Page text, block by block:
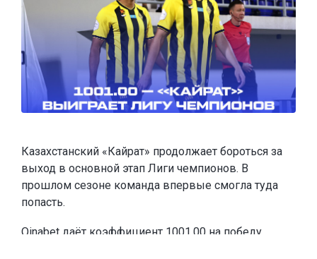
Казахстанский «Кайрат» продолжает бороться за
выход в основной этап Лиги чемпионов. В
прошлом сезоне команда впервые смогла туда
попасть.
Oinabet даёт коэффициент 1001.00 на победу